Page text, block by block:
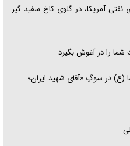
نفتی آمریکا، در گلوی کاخ سفید گیر
را در آغوش بگیرد
(ع) در سوگِ «آقای شهید ایران»